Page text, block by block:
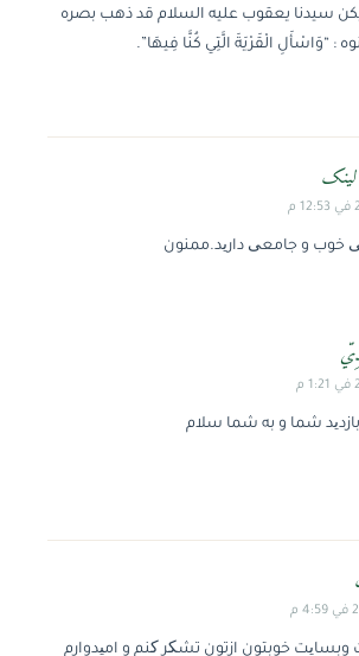
سيدنا يعقوب عليه السلام قد ذهب بصره
: “وَاسْأَلِ الْقَرْيَةَ الَّتِي كُنَّا فِيهَا”.
خوب و جامعی دارید.ممنون
شما و به شما سلام
خوبتون ازتون تشکر کنم و امیدوارم